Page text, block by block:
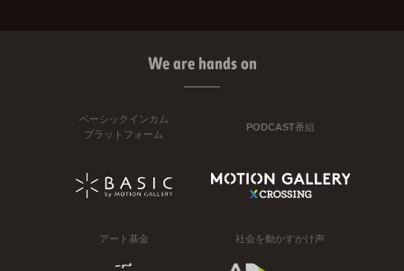
We are hands on
ベーシックインカム
プラットフォーム
PODCAST番組
アート基金 社会を動かすかけ声